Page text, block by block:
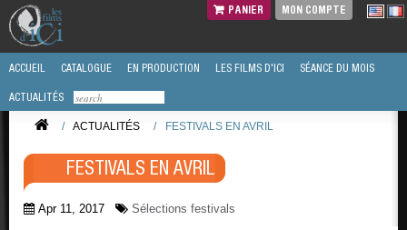
PANIER MON COMPTE
ACCUEIL CATALOGUE EN PRODUCTION LES FILMS D'ICI SÉANCE DU MOIS
ACTUALITÉS
/ ACTUALITÉS / FESTIVALS EN AVRIL
FESTIVALS EN AVRIL
Apr 11, 2017 Sélections festivals